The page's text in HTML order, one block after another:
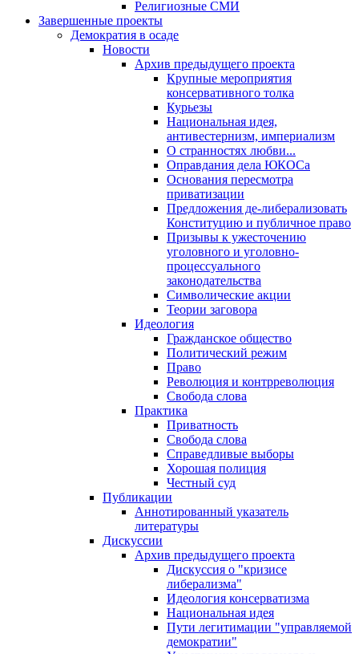
Религиозные СМИ
Завершенные проекты
Демократия в осаде
Новости
Архив предыдущего проекта
Крупные мероприятия
консервативного толка
Курьезы
Национальная идея,
антивестернизм, империализм
О странностях любви...
Оправдания дела ЮКОСа
Основания пересмотра
приватизации
Предложения де-либерализовать
Конституцию и публичное право
Призывы к ужесточению
уголовного и уголовно-
процессуального
законодательства
Символические акции
Теории заговора
Идеология
Гражданское общество
Политический режим
Право
Революция и контрреволюция
Свобода слова
Практика
Приватность
Свобода слова
Справедливые выборы
Хорошая полиция
Честный суд
Публикации
Аннотированный указатель
литературы
Дискуссии
Архив предыдущего проекта
Дискуссия о "кризисе
либерализма"
Идеология консерватизма
Национальная идея
Пути легитимации "управляемой
демократии"